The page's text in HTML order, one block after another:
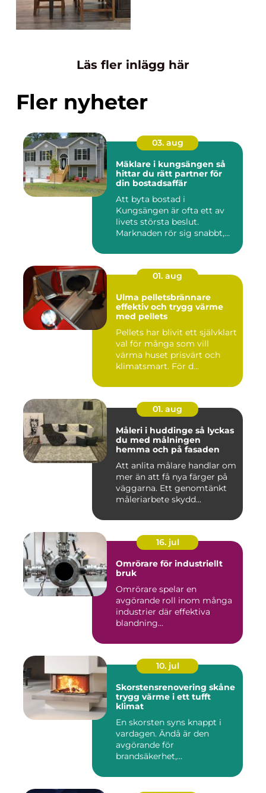
Läs fler inlägg här
Fler nyheter
03. aug
Mäklare i kungsängen så
hittar du rätt partner för
din bostadsaffär
Att byta bostad i
Kungsängen är ofta ett av
livets största beslut.
Marknaden rör sig snabbt,
01. aug
Ulma pelletsbrännare
effektiv och trygg värme
med pellets
Pellets har blivit ett självklart
val för många som vill
värma huset prisvärt och
klimatsmart. För d...
01. aug
Måleri i huddinge så lyckas
du med målningen
hemma och på fasaden
Att anlita målare handlar om
mer än att få nya färger på
väggarna. Ett genomtänkt
måleriarbete skydd...
16. jul
Omrörare för industriellt
bruk
Omrörare spelar en
avgörande roll inom många
industrier där effektiva
blandning...
10. jul
Skorstensrenovering skåne
trygg värme i ett tufft
klimat
En skorsten syns knappt i
vardagen. Ändå är den
avgörande för
brandsäkerhet,